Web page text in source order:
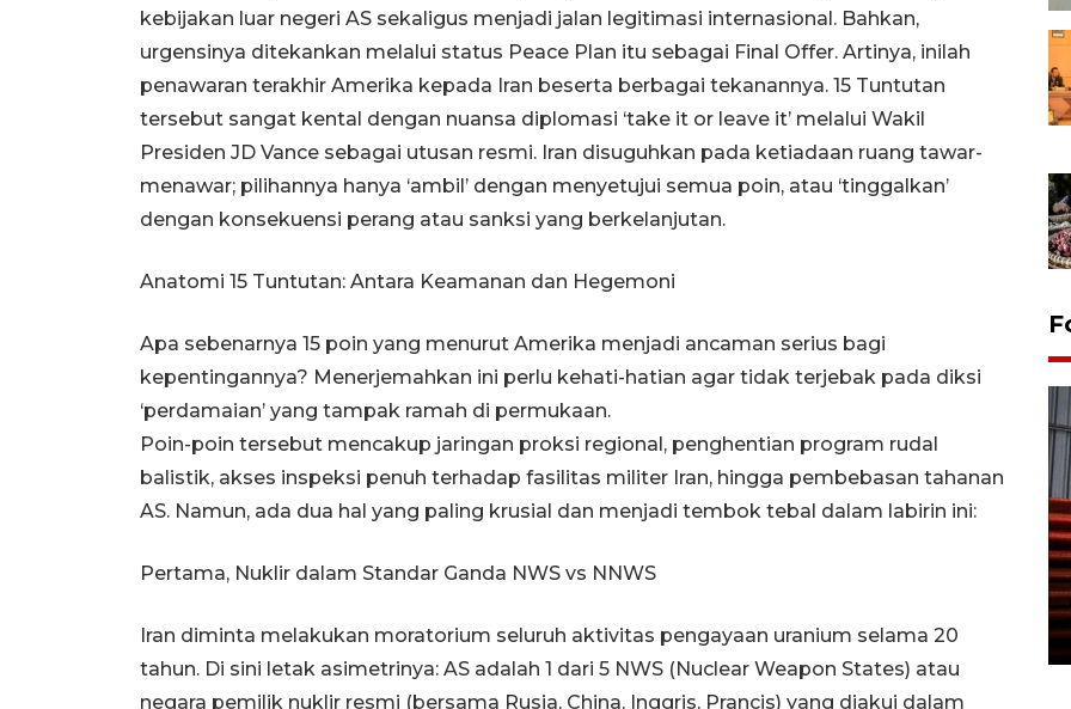
kebijakan luar negeri AS sekaligus menjadi jalan legitimasi internasional. Bahkan,
urgensinya ditekankan melalui status Peace Plan itu sebagai Final Offer. Artinya, inilah
penawaran terakhir Amerika kepada Iran beserta berbagai tekanannya. 15 Tuntutan
tersebut sangat kental dengan nuansa diplomasi ‘take it or leave it’ melalui Wakil
Presiden JD Vance sebagai utusan resmi. Iran disuguhkan pada ketiadaan ruang tawar-
menawar; pilihannya hanya ‘ambil’ dengan menyetujui semua poin, atau ‘tinggalkan’
dengan konsekuensi perang atau sanksi yang berkelanjutan.
Anatomi 15 Tuntutan: Antara Keamanan dan Hegemoni
Apa sebenarnya 15 poin yang menurut Amerika menjadi ancaman serius bagi
kepentingannya? Menerjemahkan ini perlu kehati-hatian agar tidak terjebak pada diksi
‘perdamaian’ yang tampak ramah di permukaan.
Poin-poin tersebut mencakup jaringan proksi regional, penghentian program rudal
balistik, akses inspeksi penuh terhadap fasilitas militer Iran, hingga pembebasan tahanan
AS. Namun, ada dua hal yang paling krusial dan menjadi tembok tebal dalam labirin ini:
Pertama, Nuklir dalam Standar Ganda NWS vs NNWS
Iran diminta melakukan moratorium seluruh aktivitas pengayaan uranium selama 20
tahun. Di sini letak asimetrinya: AS adalah 1 dari 5 NWS (Nuclear Weapon States) atau
negara pemilik nuklir resmi (bersama Rusia, China, Inggris, Prancis) yang diakui dalam
kemarau di Kalimantan
22 July 2026 17:18 WIB